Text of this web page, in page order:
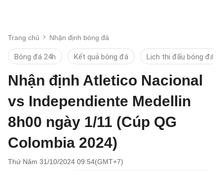
Trang chủ Nhận định bóng đá
Bóng đá 24h Kết quả bóng đá Lịch thi đấu bóng đá
Nhận định Atletico Nacional
vs Independiente Medellin
8h00 ngày 1/11 (Cúp QG
Colombia 2024)
Thứ Năm 31/10/2024 09:54(GMT+7)